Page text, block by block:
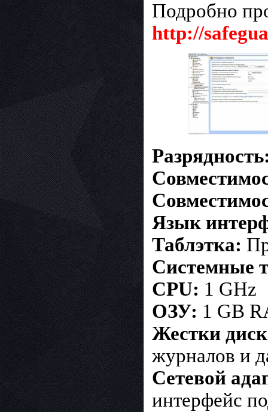
Подробно
http://
Язык
Таблэтка:
Системные
CPU: 1 GHz
ОЗУ: 1 GB
Жестки
журналов и
Сетевой
интерфейс